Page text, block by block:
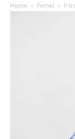
Home Femei Ii